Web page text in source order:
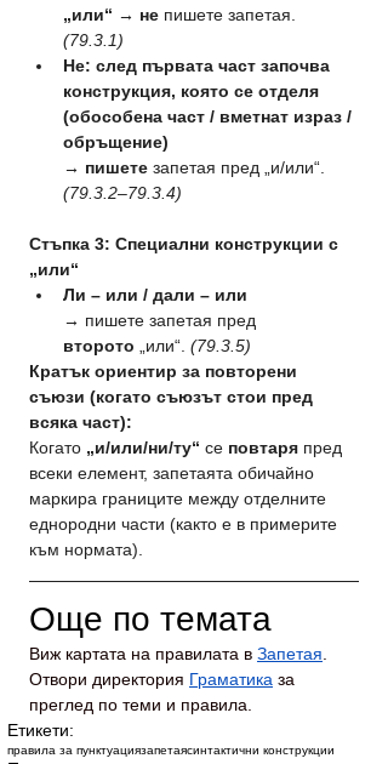
„или“ → не пишете запетая.
(79.3.1)
Не: след първата част започва
конструкция, която се отделя
(обособена част / вметнат израз /
обръщение)
→ пишете запетая пред „и/или“.
(79.3.2–79.3.4)
Стъпка 3: Специални конструкции с
„или“
Ли – или / дали – или
→ пишете запетая пред
второто „или“. (79.3.5)
Кратък ориентир за повторени
съюзи (когато съюзът стои пред
всяка част):
Когато „и/или/ни/ту“ се повтаря пред
всеки елемент, запетаята обичайно
маркира границите между отделните
еднородни части (както е в примерите
към нормата).
Още по темата
Виж картата на правилата в Запетая
Отвори директория Граматика за
преглед по теми и правила.
Етикети:
правила за пунктуациязапетаясинтактични конструкции